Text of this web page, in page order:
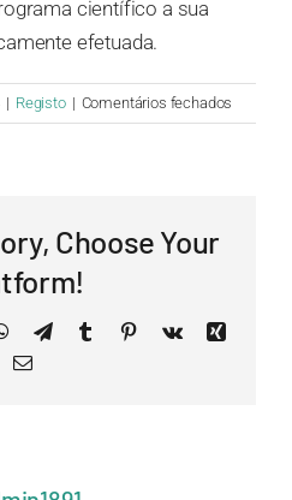
científico a sua
efetuada.
| Registo | Comentários fechados
Caso
Choose Your
WhatsApp
TelegramTumblr PinterestVk
Xing
Email